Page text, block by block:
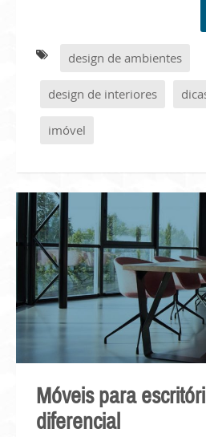
design de ambientes
design de interiores
imóvel
Móveis para
diferencial